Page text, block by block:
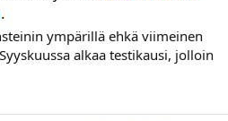
.
ympärillä ehkä viimeinen
alkaa testikausi, jolloin